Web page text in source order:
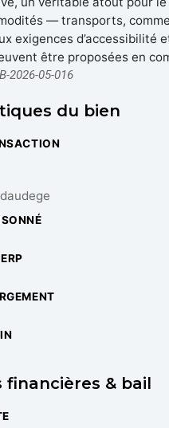
— transports,
exigences d’accessibilité
être proposées en
2026-05-016
du bien
financières & bail